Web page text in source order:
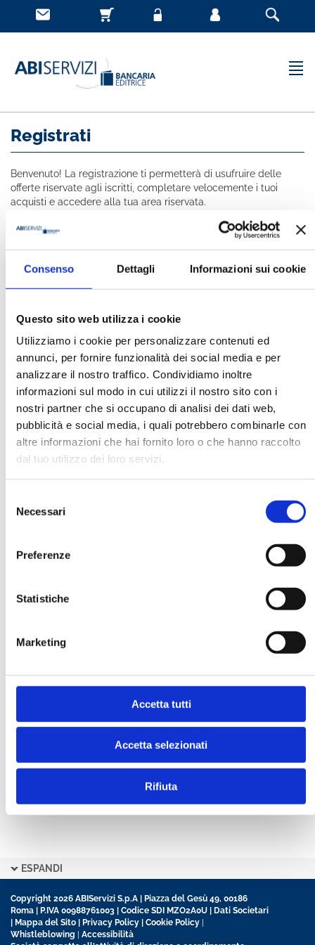
Consenso Dettagli Informazioni sui cookie
Questo sito web utilizza i cookie
Utilizziamo i cookie per personalizzare contenuti ed
annunci, per fornire funzionalità dei social media e per
analizzare il nostro traffico. Condividiamo inoltre
informazioni sul modo in cui utilizzi il nostro sito con i
nostri partner che si occupano di analisi dei dati web,
pubblicità e social media, i quali potrebbero combinarle con
altre informazioni che hai fornito loro o che hanno raccolto
dal tuo utilizzo dei loro servizi.
delNecessari
Preferenze
Statistiche
Marketing
Accetta tutti
Accetta selezionati
Rifiuta
Registrati
Benvenuto! La registrazione ti permetterà di usufruire delle
offerte riservate agli iscritti, completare velocemente i tuoi
acquisti e accedere alla tua area riservata.
Tutti i campi indicati con * sono obbligatori
DATA DI NASCITA *
E-MAIL *
AZIENDA
FUNZIONE AZIENDALE
Ho letto e accetto l’informativa sulla
Ho preso visione delleCondizioni Generalidi
contratto disciplinanti il sito
ESPANDI
Copyright 2026 ABIServizi S.p.A | Piazza del Gesù 49, 00186
Roma | P.IVA 00988761003 | Codice SDI MZO2A0U | Dati Societari
| Mappa del Sito | Privacy Policy | Cookie Policy |
Whistleblowing | Accessibilità